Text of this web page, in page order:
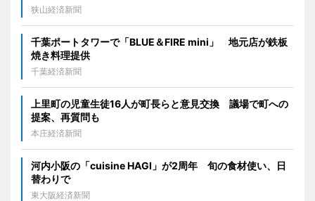
狭山経済新聞
千葉ポートタワーで「BLUE＆FIRE mini」 地元店が鉄板
焼き料理提供
千葉経済新聞
上里町の児童生徒16人が町長らと意見交換 議場で町への
提案、再質問も
本庄経済新聞
河内小阪の「cuisine HAGI」が2周年 旬の食材使い、日
替わりで
東大阪経済新聞